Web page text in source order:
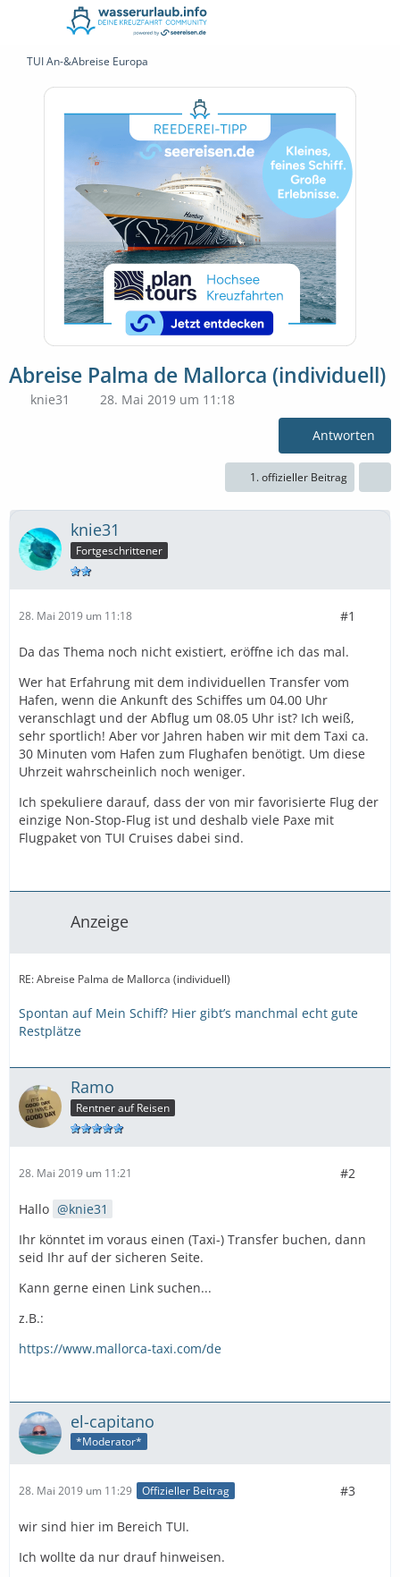
TUI An-&Abreise Europa
Abreise Palma de Mallorca (individuell)
knie31 28. Mai 2019 um 11:18
Antworten
1. offizieller Beitrag
knie31
Fortgeschrittener
28. Mai 2019 um 11:18 #1
Da das Thema noch nicht existiert, eröffne ich das mal.
Wer hat Erfahrung mit dem individuellen Transfer vom
Hafen, wenn die Ankunft des Schiffes um 04.00 Uhr
veranschlagt und der Abflug um 08.05 Uhr ist? Ich weiß,
sehr sportlich! Aber vor Jahren haben wir mit dem Taxi ca.
30 Minuten vom Hafen zum Flughafen benötigt. Um diese
Uhrzeit wahrscheinlich noch weniger.
Ich spekuliere darauf, dass der von mir favorisierte Flug der
einzige Non-Stop-Flug ist und deshalb viele Paxe mit
Flugpaket von TUI Cruises dabei sind.
Anzeige
RE: Abreise Palma de Mallorca (individuell)
Spontan auf Mein Schiff? Hier gibt’s manchmal echt gute
Restplätze
Ramo
Rentner auf Reisen
28. Mai 2019 um 11:21 #2
Hallo
knie31
Ihr könntet im voraus einen (Taxi-) Transfer buchen, dann
seid Ihr auf der sicheren Seite.
Kann gerne einen Link suchen...
z.B.:
https://www.mallorca-taxi.com/de
el-capitano
*Moderator*
28. Mai 2019 um 11:29 Offizieller Beitrag #3
wir sind hier im Bereich TUI.
Ich wollte da nur drauf hinweisen.